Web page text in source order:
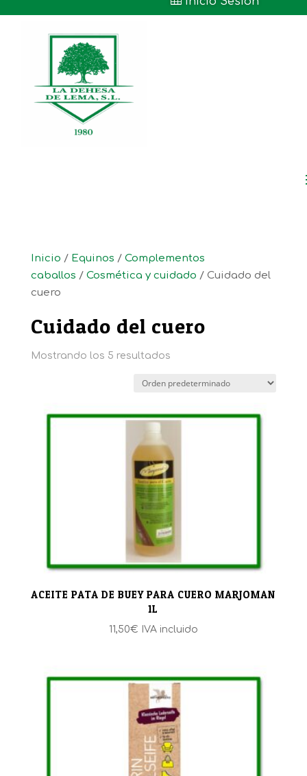
Inicio / Equinos / Complementos
caballos / Cosmética y cuidado / Cuidado del
cuero
Cuidado del cuero
Mostrando los 5 resultados
ACEITE PATA DE BUEY PARA CUERO MARJOMAN
1L
11,50€ IVA incluido